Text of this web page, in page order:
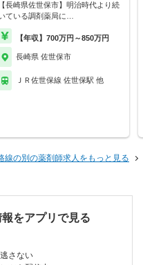
【長崎県佐世保市】明治時代より続
ている調剤薬局に…
【年収】700万円～850万円
長崎県 佐世保市
ＪＲ佐世保線 佐世保駅 他
線の別の薬剤師求人をもっと見る
をアプリで見る
さない